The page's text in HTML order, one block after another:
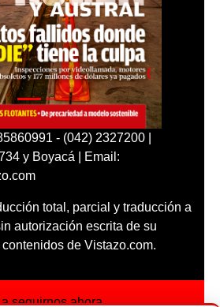
- (042) 2327200 |
y Boyacá | Email:
total, parcial y traducción a
autorización escrita de su
de Vistazo.com.
seguirnos ahora